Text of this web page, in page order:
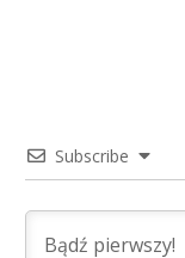
Subscribe